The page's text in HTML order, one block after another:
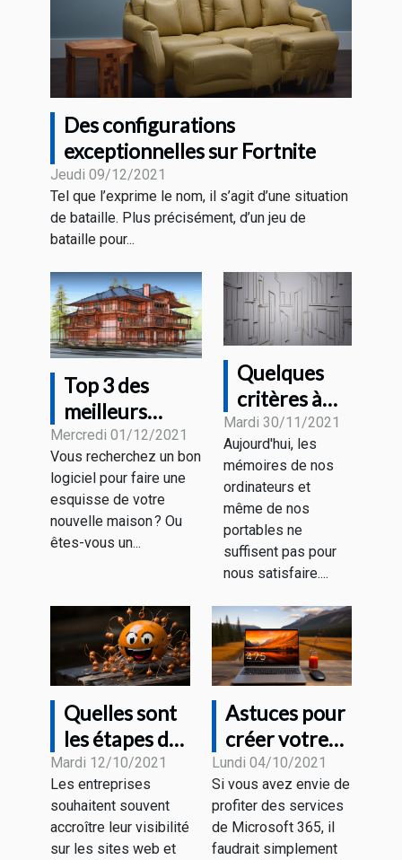
Des configurations
exceptionnelles sur Fortnite
Jeudi 09/12/2021
Tel que l’exprime le nom, il s’agit d’une situation
de bataille. Plus précisément, d’un jeu de
bataille pour...
Top 3 des
meilleurs
logiciels
d’architectures
Mercredi 01/12/2021
Vous recherchez un bon
logiciel pour faire une
esquisse de votre
nouvelle maison ? Ou
êtes-vous un...
Quelques
critères à
considérer
pour choisir
un disque
dur
Mardi 30/11/2021
Aujourd'hui, les
mémoires de nos
ordinateurs et
même de nos
portables ne
suffisent pas pour
nous satisfaire....
Quelles sont
les étapes de
la création
d'un chatbot
?
Mardi 12/10/2021
Les entreprises
souhaitent souvent
accroître leur visibilité
sur les sites web et
Astuces pour
créer votre
compte office
Microsoft
365
gratuitement
Lundi 04/10/2021
Si vous avez envie de
profiter des services
de Microsoft 365, il
faudrait simplement